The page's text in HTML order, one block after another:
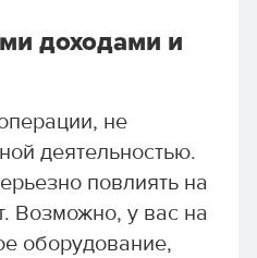
доходами и
не
деятельностью.
повлиять на
Возможно, у вас на
оборудование,